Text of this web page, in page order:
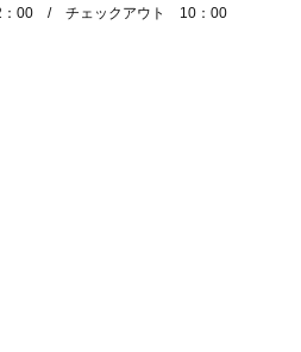
：00 / チェックアウト 10：00